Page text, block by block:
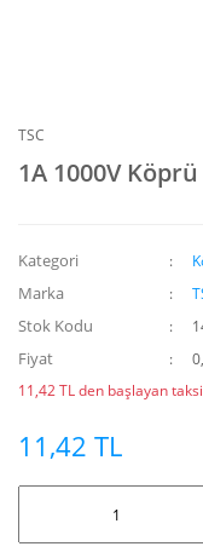
TSC
1A 1000V
Kategori
Marka
Stok Kodu
Fiyat
11,42 TL den başlayan
11,42 TL